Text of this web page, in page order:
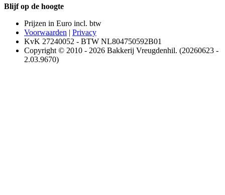
Blijf op de hoogte
Prijzen in Euro incl. btw
Voorwaarden | Privacy
KvK 27240052 - BTW NL804750592B01
Copyright © 2010 - 2026 Bakkerij Vreugdenhil. (20260623 -
2.03.9670)